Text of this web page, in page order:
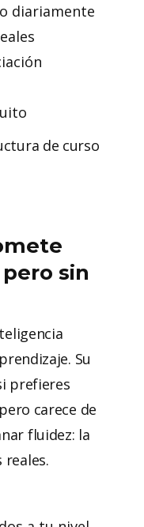
diariamente
de curso
sin
Su
prefieres
carece de
fluidez: la
reales.